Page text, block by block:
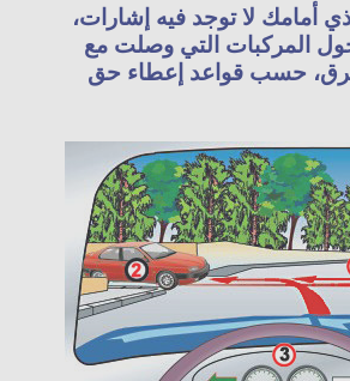
أمامك لا توجد فيه إشارات،
المركبات التي وصلت مع
حسب قواعد إعطاء حق